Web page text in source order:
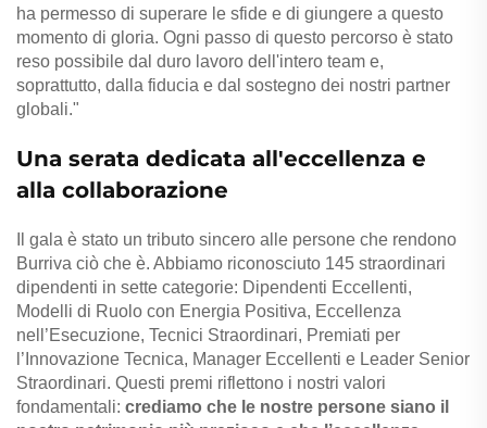
ha permesso di superare le sfide e di giungere a questo
momento di gloria. Ogni passo di questo percorso è stato
reso possibile dal duro lavoro dell'intero team e,
soprattutto, dalla fiducia e dal sostegno dei nostri partner
globali."
Una serata dedicata all'eccellenza e
alla collaborazione
Il gala è stato un tributo sincero alle persone che rendono
Burriva ciò che è. Abbiamo riconosciuto 145 straordinari
dipendenti in sette categorie: Dipendenti Eccellenti,
Modelli di Ruolo con Energia Positiva, Eccellenza
nell’Esecuzione, Tecnici Straordinari, Premiati per
l’Innovazione Tecnica, Manager Eccellenti e Leader Senior
Straordinari. Questi premi riflettono i nostri valori
fondamentali: crediamo che le nostre persone siano il